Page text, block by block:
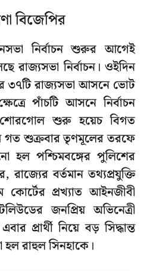
বিজেপির
নির্বাচন শুরুর আগেই
রাজ্যসভা নির্বাচন। ওইদিন
৩৭টি রাজ্যসভা আসনে ভোট
পাঁচটি আসনে নির্বাচন
শোরগোল শুরু হয়েচ বিগত
গত শুক্রবার তৃণমূলের তরফে
হল পশ্চিমবঙ্গের পুলিশের
রাজ্যের বর্তমান তথ্যপ্রযুক্তি
কোর্টের প্রখ্যাত আইনজীবী
জনপ্রিয় অভিনেত্রী
প্রার্থী নিয়ে বড় সিদ্ধান্ত
রাহুল সিনহাকে।